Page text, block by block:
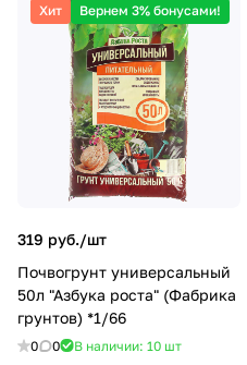
Хит Вернем 3% бонусами!
319 руб./шт
Почвогрунт универсальный
50л "Азбука роста" (Фабрика
грунтов) *1/66
0 0 В наличии: 10 шт